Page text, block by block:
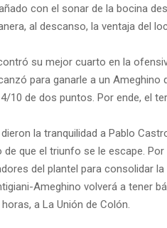
con el sonar de la bocina
al descanso, la ventaja del
su mejor cuarto en la
para ganarle a un Ameghino
10 de dos puntos. Por ende, el
la tranquilidad a Pablo
que el triunfo se le escape.
del plantel para consolidar
Ameghino volverá a tener
a La Unión de Colón.